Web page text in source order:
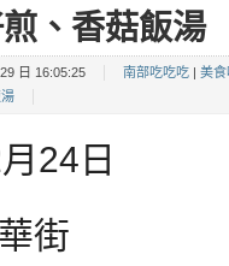
、香菇飯湯
日 16:05:25 南部吃吃吃
美食
24日
街